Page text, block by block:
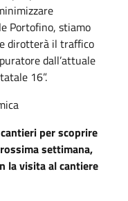
Portofino, stiamo
dirotterà il traffico
dall’attuale
16”.
per scoprire
settimana,
la visita al cantiere